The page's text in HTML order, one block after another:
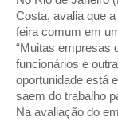
Costa, avalia que
feira comum em
“Muitas empresas
funcionários e
oportunidade está
saem do trabalho
Na avaliação do